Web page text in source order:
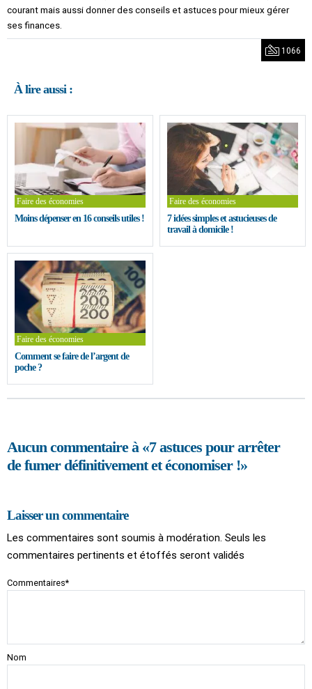
courant mais aussi donner des conseils et astuces pour mieux gérer
ses finances.
1066
À lire aussi :
Moins dépenser en 16 conseils utiles !
Faire des économies
7 idées simples et astucieuses de
travail à domicile !
Faire des économies
Comment se faire de l’argent de
poche ?
Faire des économies
Aucun commentaire à «7 astuces pour arrêter
de fumer définitivement et économiser !»
Laisser un commentaire
Les commentaires sont soumis à modération. Seuls les
commentaires pertinents et étoffés seront validés
Commentaires*
Nom